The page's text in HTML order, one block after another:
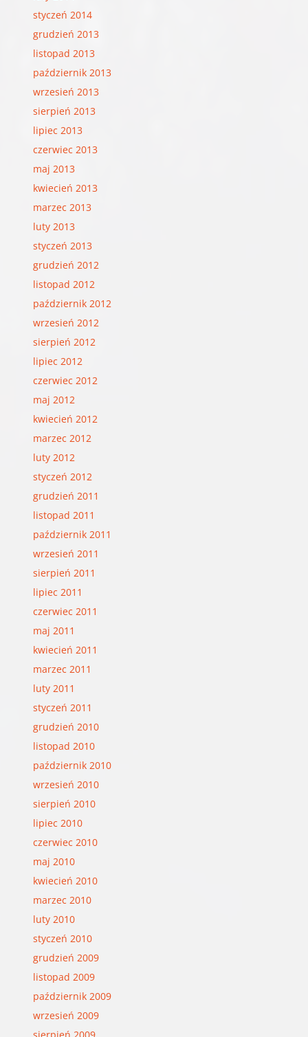
styczeń 2014
grudzień 2013
listopad 2013
październik 2013
wrzesień 2013
sierpień 2013
lipiec 2013
czerwiec 2013
maj 2013
kwiecień 2013
marzec 2013
luty 2013
styczeń 2013
grudzień 2012
listopad 2012
październik 2012
wrzesień 2012
sierpień 2012
lipiec 2012
czerwiec 2012
maj 2012
kwiecień 2012
marzec 2012
luty 2012
styczeń 2012
grudzień 2011
listopad 2011
październik 2011
wrzesień 2011
sierpień 2011
lipiec 2011
czerwiec 2011
maj 2011
kwiecień 2011
marzec 2011
luty 2011
styczeń 2011
grudzień 2010
listopad 2010
październik 2010
wrzesień 2010
sierpień 2010
lipiec 2010
czerwiec 2010
maj 2010
kwiecień 2010
marzec 2010
luty 2010
styczeń 2010
grudzień 2009
listopad 2009
październik 2009
wrzesień 2009